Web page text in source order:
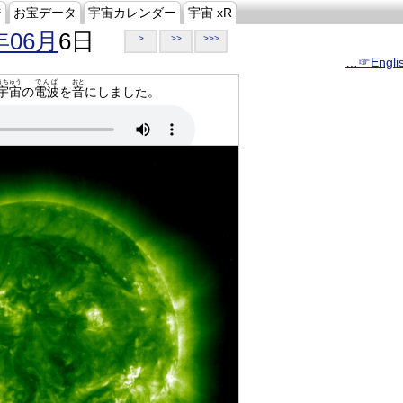
お宝データ 宇宙カレンダー 宇宙 xR
06月 6日 > >> >>>
宙
ちゅう
の電波
でんぱ
を音
おと
にしました。